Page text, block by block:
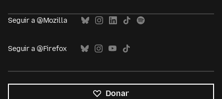
Seguir a @Mozilla
Seguir a @Firefox
Donar